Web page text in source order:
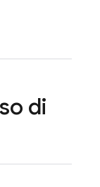
di